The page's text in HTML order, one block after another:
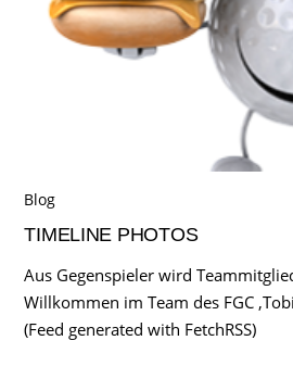
Blog
TIMELINE PHOTOS
Aus Gegenspieler wird
Willkommen im Team des FGC
(Feed generated with FetchRSS)